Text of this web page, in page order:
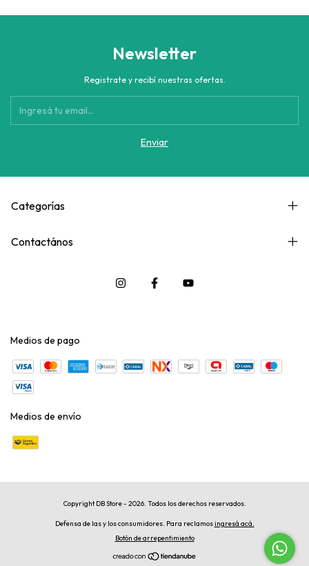
Newsletter
Registrate y recibí nuestras ofertas.
Categorías
Contactános
Medios de pago
Medios de envío
Copyright DB Store - 2026. Todos los derechos reservados.
Defensa de las y los consumidores. Para reclamosingresá acá.
Botón de arrepentimiento